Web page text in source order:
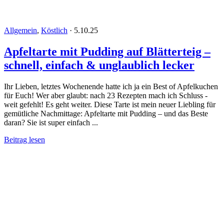
Allgemein, Köstlich · 5.10.25
Apfeltarte mit Pudding auf Blätterteig –
schnell, einfach & unglaublich lecker
Ihr Lieben, letztes Wochenende hatte ich ja ein Best of Apfelkuchen
für Euch! Wer aber glaubt: nach 23 Rezepten mach ich Schluss -
weit gefehlt! Es geht weiter. Diese Tarte ist mein neuer Liebling für
gemütliche Nachmittage: Apfeltarte mit Pudding – und das Beste
daran? Sie ist super einfach ...
Beitrag lesen